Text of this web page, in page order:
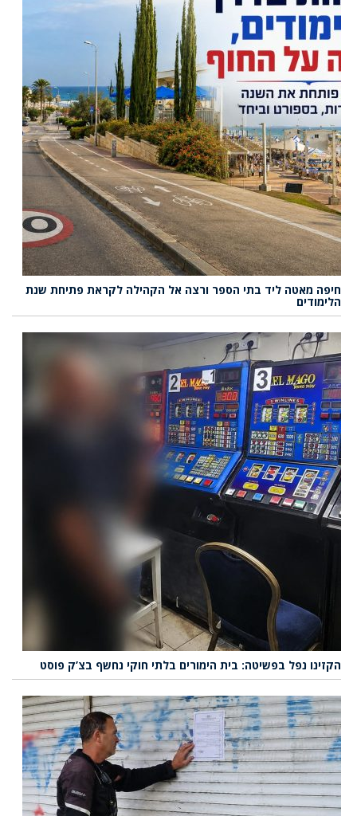
חיפה מאטה ליד בתי הספר ורצה אל הקהילה לקראת פתיחת שנת
הלימודים
הקזינו נפל בפשיטה: בית הימורים בלתי חוקי נחשף בצ’ק פוסט